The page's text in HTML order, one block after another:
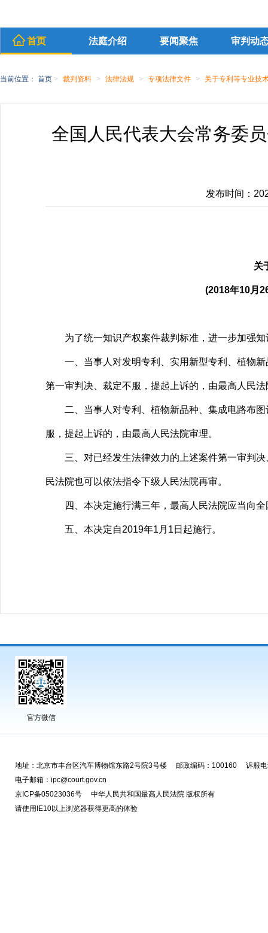
首页 法庭介绍 要闻聚焦 审判动
当前位置： 首页 > 裁判资料 > 法律法规 > 专项法律文件 > 关于专利等专业技
全国人民代表大会常务委
发布时间：
关
(2018年10月
为了统一知识产权案件裁判标准，进一步加强知
一、当事人对发明专利、实用新型专利、植物新
第一审判决、裁定不服，提起上诉的，由最高人民法
二、当事人对专利、植物新品种、集成电路布图
服，提起上诉的，由最高人民法院审理。
三、对已经发生法律效力的上述案件第一审判决
民法院也可以依法指令下级人民法院再审。
四、本决定施行满三年，最高人民法院应当向全
五、本决定自2019年1月1日起施行。
官方微信
地址：北京市丰台区汽车博物馆东路2号院3号楼 邮政编码：100160 诉服
电子邮箱：ipc@court.gov.cn
京ICP备05023036号 中华人民共和国最高人民法院 版权所有
请使用IE10以上浏览器获得更高的体验